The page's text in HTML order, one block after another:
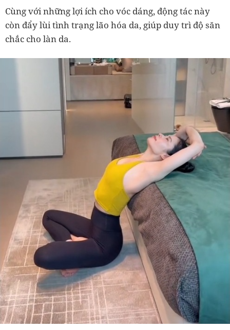
Cùng với những lợi ích cho vóc dáng, động tác này
còn đẩy lùi tình trạng lão hóa da, giúp duy trì độ săn
chắc cho làn da.